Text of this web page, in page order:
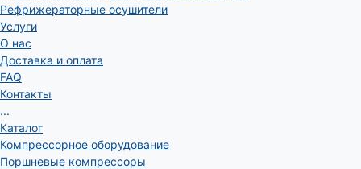
Рефрижераторные осушители
Услуги
О нас
Доставка и оплата
FAQ
Контакты
...
Каталог
Компрессорное оборудование
Поршневые компрессоры